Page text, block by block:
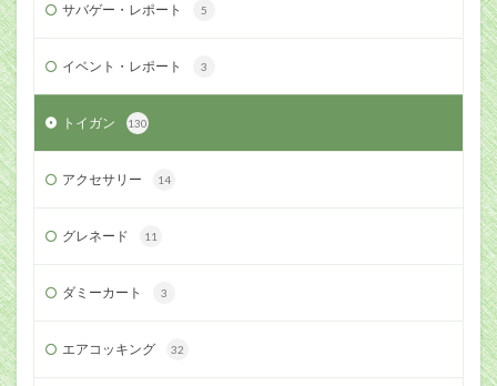
サバゲー・レポート 5
イベント・レポート 3
トイガン 130
アクセサリー 14
グレネード 11
ダミーカート 3
エアコッキング 32